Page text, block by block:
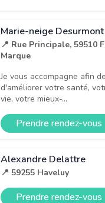
Marie-neige Desurmont
📍 Rue Principale, 59510
Marque
Je vous accompagne afin
d'améliorer votre santé,
vie, votre mieux-...
Prendre rendez-vous
Alexandre Delattre
📍 59255 Haveluy
Prendre rendez-vous